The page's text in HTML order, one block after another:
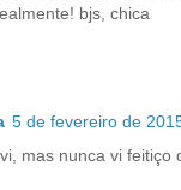
bjs, chica
5 de fevereiro de
mas nunca vi feitiço